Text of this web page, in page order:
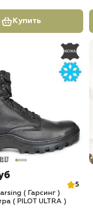
Купить
5
( Гарсинг )
( PILOT ULTRA )